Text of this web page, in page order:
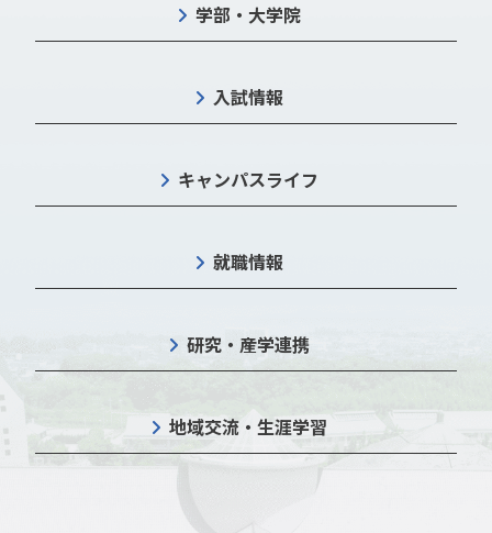
学部・大学院
入試情報
キャンパスライフ
就職情報
研究・産学連携
地域交流・生涯学習